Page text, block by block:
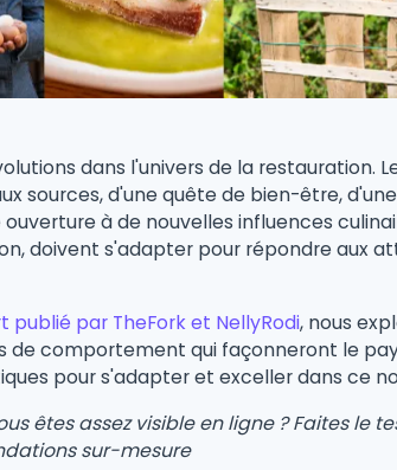
dans l'univers de la restauration.
sources, d'une quête de bien-être,
à de nouvelles influences
doivent s'adapter pour répondre aux
publié par TheFork et NellyRodi, nous
comportement qui façonneront le
pour s'adapter et exceller dans ce
êtes assez visible en ligne ? Faites le
sur-mesure